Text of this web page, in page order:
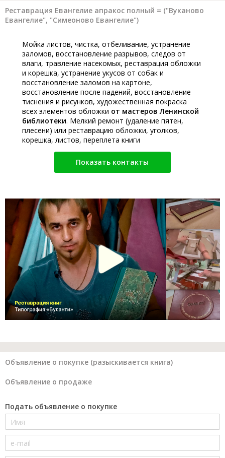
Реставрация Евангелие апракос полный = ("Вуканово
Евангелие", "Симеоново Евангелие")
Мойка листов, чистка, отбеливание, устранение
заломов, восстановление разрывов, следов от
влаги, травление насекомых, реставрация обложки
и корешка, устранение укусов от собак и
восстановление заломов на картоне,
восстановление после падений, восстановление
тиснения и рисунков, художественная покраска
всех элементов обложки от мастеров Ленинской
библиотеки. Мелкий ремонт (удаление пятен,
плесени) или реставрацию обложки, уголков,
корешка, листов, переплета книги
Показать контакты
Объявление о покупке (разыскивается книга)
Объявление о продаже
Подать объявление о покупке